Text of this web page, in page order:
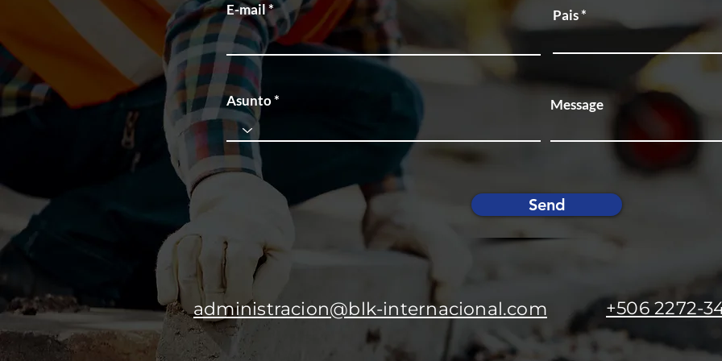
E-mail Pais
Asunto Message
Send
administracion@blk-internacional.com +506 2272-